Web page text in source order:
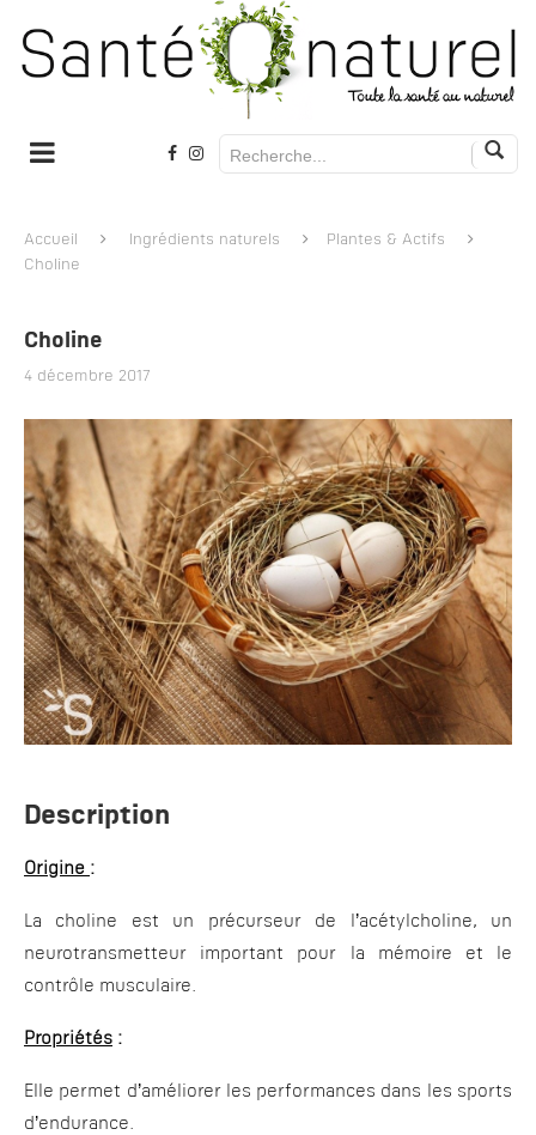
Accueil Ingrédients naturels
Plantes & Actifs
Choline
Choline
4 décembre 2017
Description
Origine :
La choline est un précurseur de l’acétylcholine, un
neurotransmetteur important pour la mémoire et le
contrôle musculaire.
Propriétés :
Elle permet d’améliorer les performances dans les sports
d’endurance.